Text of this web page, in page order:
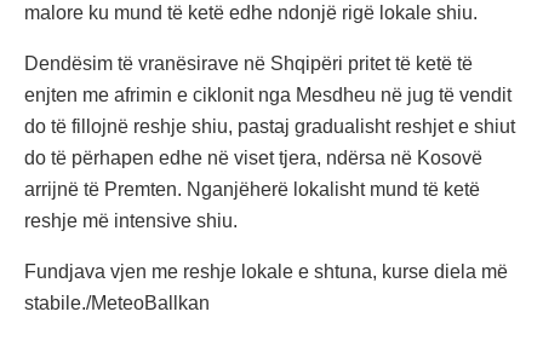
malore ku mund të ketë edhe ndonjë rigë lokale shiu.
Dendësim të vranësirave në Shqipëri pritet të ketë të
enjten me afrimin e ciklonit nga Mesdheu në jug të vendit
do të fillojnë reshje shiu, pastaj gradualisht reshjet e shiut
do të përhapen edhe në viset tjera, ndërsa në Kosovë
arrijnë të Premten. Nganjëherë lokalisht mund të ketë
reshje më intensive shiu.
Fundjava vjen me reshje lokale e shtuna, kurse diela më
stabile./MeteoBallkan